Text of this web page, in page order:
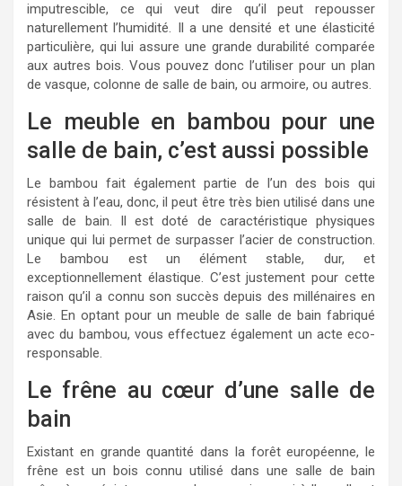
imputrescible, ce qui veut dire qu’il peut repousser
naturellement l’humidité. Il a une densité et une élasticité
particulière, qui lui assure une grande durabilité comparée
aux autres bois. Vous pouvez donc l’utiliser pour un plan
de vasque, colonne de salle de bain, ou armoire, ou autres.
Le meuble en bambou pour une
salle de bain, c’est aussi possible
Le bambou fait également partie de l’un des bois qui
résistent à l’eau, donc, il peut être très bien utilisé dans une
salle de bain. Il est doté de caractéristique physiques
unique qui lui permet de surpasser l’acier de construction.
Le bambou est un élément stable, dur, et
exceptionnellement élastique. C’est justement pour cette
raison qu’il a connu son succès depuis des millénaires en
Asie. En optant pour un meuble de salle de bain fabriqué
avec du bambou, vous effectuez également un acte eco-
responsable.
Le frêne au cœur d’une salle de
bain
Existant en grande quantité dans la forêt européenne, le
frêne est un bois connu utilisé dans une salle de bain